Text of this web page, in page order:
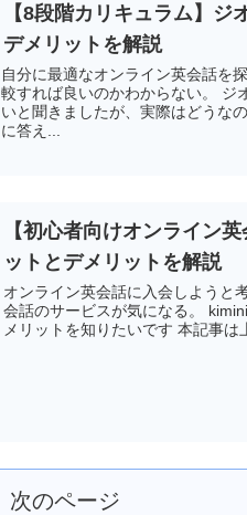
【8段階カリキュラム】ジ
デメリットを解説
自分に最適なオンライン英会話を
較すれば良いのかわからない。 ジ
いと聞きましたが、実際はどうな
に答え...
【初心者向けオンライン
ットとデメリットを解説
オンライン英会話に入会しようと
会話のサービスが気になる。
メリットを知りたいです 本記事
次のページ